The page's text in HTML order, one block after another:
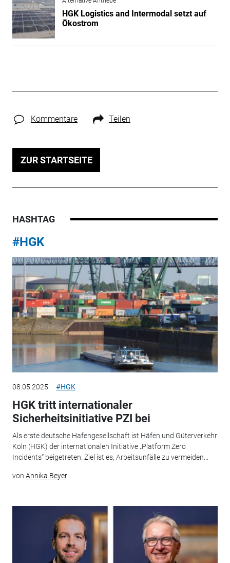
HGK Logistics and Intermodal setzt auf
Ökostrom
Kommentare Teilen
ZUR STARTSEITE
HASHTAG
#HGK
08.05.2025 #HGK
HGK tritt internationaler
Sicherheitsinitiative PZI bei
Als erste deutsche Hafengesellschaft ist Häfen und Güterverkehr
Köln (HGK) der internationalen Initiative „Platform Zero
Incidents“ beigetreten. Ziel ist es, Arbeitsunfälle zu vermeiden...
von Annika Beyer